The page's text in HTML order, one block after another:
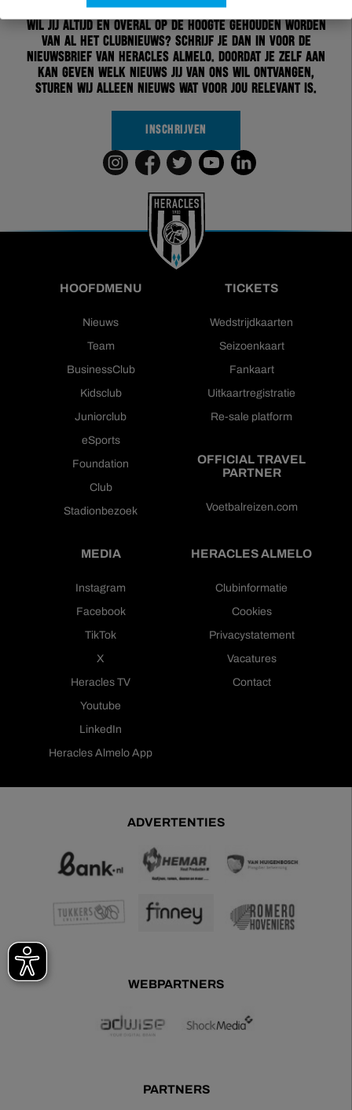
Wil jij altijd en overal op de hoogte gehouden worden
van al het clubnieuws? Schrijf je dan in voor de
nieuwsbrief van Heracles Almelo. Doordat je zelf aan
kan geven welk nieuws jij van ons wil ontvangen,
sturen wij alleen nieuws wat voor jou relevant is.
INSCHRIJVEN
HOOFDMENU
Nieuws
Team
BusinessClub
Kidsclub
Juniorclub
eSports
Foundation
Club
Stadionbezoek
TICKETS
Wedstrijdkaarten
Seizoenkaart
Fankaart
Uitkaartregistratie
Re-sale platform
OFFICIAL TRAVEL
PARTNER
Voetbalreizen.com
MEDIA
Instagram
Facebook
TikTok
X
Heracles TV
Youtube
LinkedIn
Heracles Almelo App
HERACLES ALMELO
Clubinformatie
Cookies
Privacystatement
Vacatures
Contact
ADVERTENTIES
WEBPARTNERS
PARTNERS